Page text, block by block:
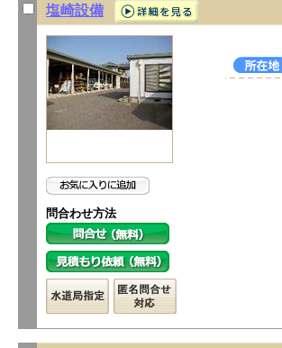
塩崎設備
問合わせ方法